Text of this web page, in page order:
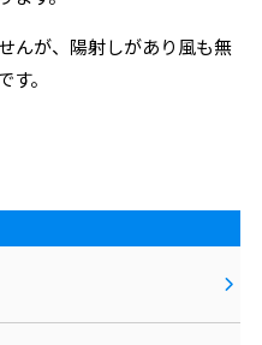
んが、陽射しがあり風も無
。